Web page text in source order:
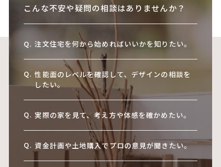
こんな不安や疑問の相談はありませんか？
注文住宅を何から始めればいいかを知りたい。
性能面のレベルを確認して、デザインの相談を
したい。
実際の家を見て、考え方や体感を確かめたい。
資金計画や土地購入でプロの意見が聞きたい。